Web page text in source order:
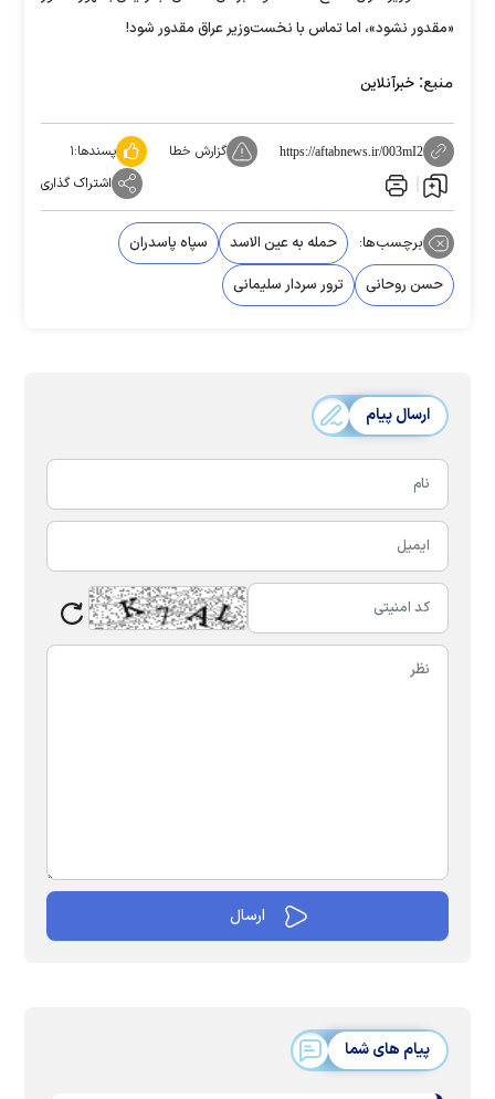
«مقدور نشود»، اما تماس با نخست‌وزیر عراق مقدور شود!
منبع: خبرآنلاین
https://aftabnews.ir/003mI2 گزارش خطا پسندها:۱
اشتراک گذاری
برچسب‌ها: حمله به عین الاسد
سپاه پاسدران
حسن روحانی
ترور سردار سلیمانی
ارسال پیام
پیام های شما